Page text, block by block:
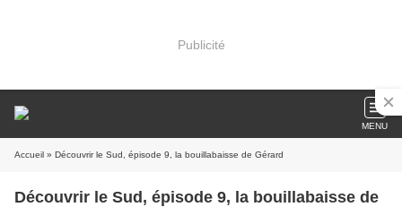
Publicité
MENU
Accueil » Découvrir le Sud, épisode 9, la bouillabaisse de Gérard
Découvrir le Sud, épisode 9, la bouillabaisse de